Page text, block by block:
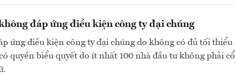
đáp ứng điều kiện công ty đại chúng
ứng điều kiện công ty đại chúng do không có đủ tối thiểu
quyền biểu quyết do ít nhất 100 nhà đầu tư không phải cổ